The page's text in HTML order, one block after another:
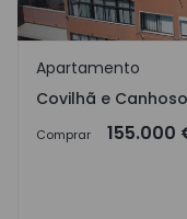
Covilhã e
Apartamento
Covilhã e
Comprar 155.000